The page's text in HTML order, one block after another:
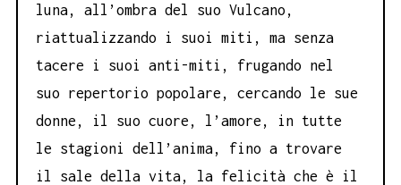
luna, all’ombra del suo Vulcano,
riattualizzando i suoi miti, ma senza
tacere i suoi anti-miti, frugando nel
suo repertorio popolare, cercando le sue
donne, il suo cuore, l’amore, in tutte
le stagioni dell’anima, fino a trovare
il sale della vita, la felicità che è il